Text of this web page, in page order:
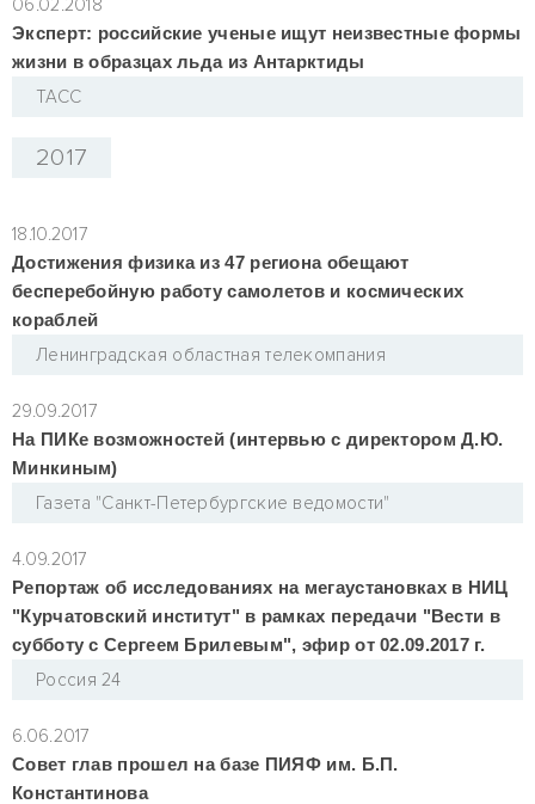
Эксперт: российские ученые ищут неизвестные формы
жизни в образцах льда из Антарктиды
ТАСС
2017
18.10.2017
Достижения физика из 47 региона обещают
бесперебойную работу самолетов и космических
кораблей
Ленинградская областная телекомпания
29.09.2017
На ПИКе возможностей (интервью с директором Д.Ю.
Минкиным)
Газета "Санкт-Петербургские ведомости"
4.09.2017
Репортаж об исследованиях на мегаустановках в НИЦ
"Курчатовский институт" в рамках передачи "Вести в
субботу с Сергеем Брилевым", эфир от 02.09.2017 г.
Россия 24
6.06.2017
Совет глав прошел на базе ПИЯФ им. Б.П.
Константинова